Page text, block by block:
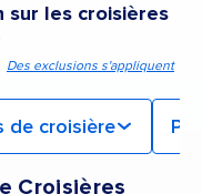
sur les croisières
Des exclusions s'appliquent
de croisière
Croisières